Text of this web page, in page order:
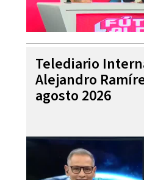
Telediario
Alejandro
agosto 2026